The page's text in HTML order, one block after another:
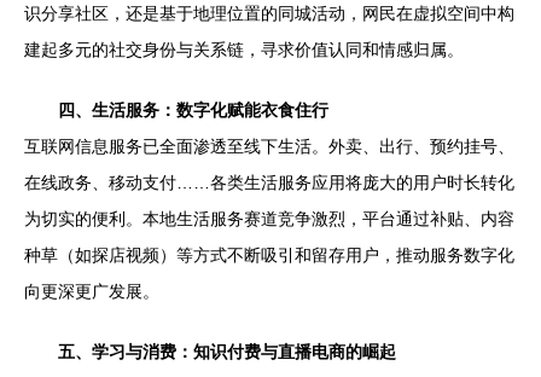
识分享社区，还是基于地理位置的同城活动，网民在虚拟空间中构
建起多元的社交身份与关系链，寻求价值认同和情感归属。
四、生活服务：数字化赋能衣食住行
互联网信息服务已全面渗透至线下生活。外卖、出行、预约挂号、
在线政务、移动支付……各类生活服务应用将庞大的用户时长转化
为切实的便利。本地生活服务赛道竞争激烈，平台通过补贴、内容
种草（如探店视频）等方式不断吸引和留存用户，推动服务数字化
向更深更广发展。
五、学习与消费：知识付费与直播电商的崛起